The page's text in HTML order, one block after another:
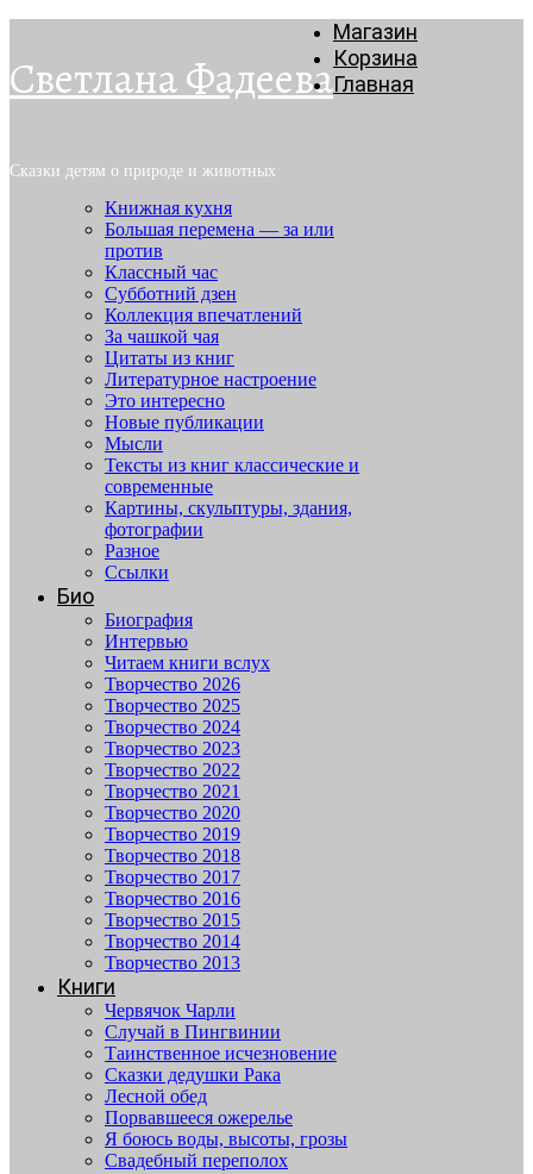
Светлана Фадеева
Сказки детям о природе и животных
Магазин
Корзина
Главная
Книжная кухня
Большая перемена — за или
против
Классный час
Субботний дзен
Коллекция впечатлений
За чашкой чая
Цитаты из книг
Литературное настроение
Это интересно
Новые публикации
Мысли
Тексты из книг классические и
современные
Картины, скульптуры, здания,
фотографии
Разное
Ссылки
Био
Биография
Интервью
Читаем книги вслух
Творчество 2026
Творчество 2025
Творчество 2024
Творчество 2023
Творчество 2022
Творчество 2021
Творчество 2020
Творчество 2019
Творчество 2018
Творчество 2017
Творчество 2016
Творчество 2015
Творчество 2014
Творчество 2013
Книги
Червячок Чарли
Случай в Пингвинии
Таинственное исчезновение
Сказки дедушки Рака
Лесной обед
Порвавшееся ожерелье
Я боюсь воды, высоты, грозы
Свадебный переполох